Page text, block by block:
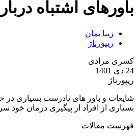
باورهای اشتباه
زیبا بمان
ریپورتاژ
کسری مرادی
24 دی 1401
ریپورتاژ
شایعات و باور های نادرست بسیاری در
بسیاری از افراد از پیگیری درمان خود
فهرست مقالات